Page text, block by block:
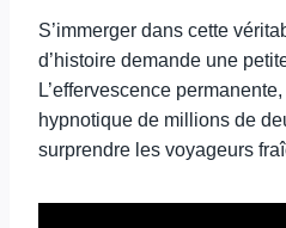
S’immerger dans cette
d’histoire demande une
L’effervescence
hypnotique de millions de
surprendre les voyageurs